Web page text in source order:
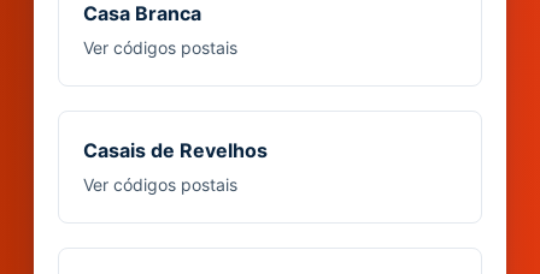
Casa Branca
Ver códigos postais
Casais de Revelhos
Ver códigos postais